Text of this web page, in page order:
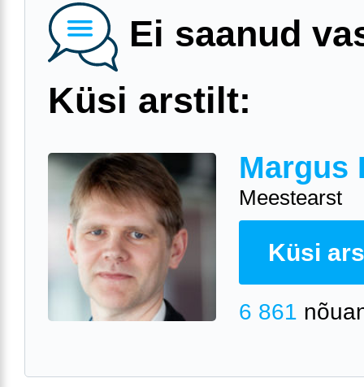
Ei saanud
Küsi arstilt:
Margus
Meestearst
Küsi
6 861